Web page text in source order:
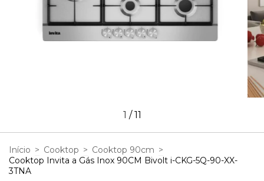
1 /11
Início > Cooktop > Cooktop 90cm >
Cooktop Invita a Gás Inox 90CM Bivolt i-CKG-5Q-90-XX-
3TNA